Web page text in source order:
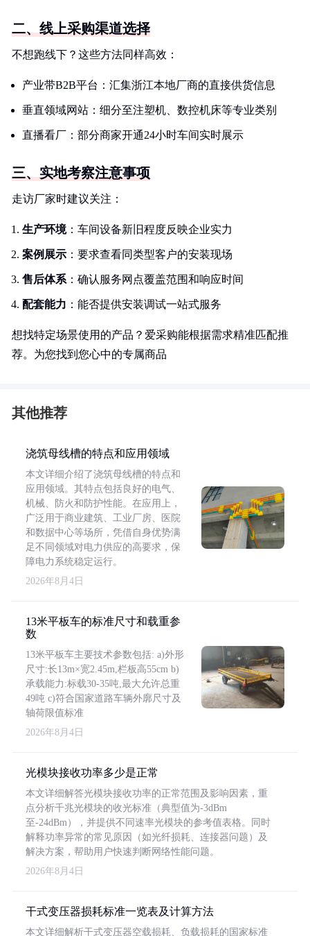
二、线上采购渠道选择
不想跑线下？这些方法同样高效：
产业带B2B平台：汇集浙江本地厂商的直接供货信息
垂直领域网站：细分至注塑机、数控机床等专业类别
直播看厂：部分商家开通24小时车间实时展示
三、实地考察注意事项
走访厂家时建议关注：
生产环境：车间设备新旧程度反映企业实力
案例展示 ：要求查看同类型客户的安装现场
售后体系 ：确认服务网点覆盖范围和响应时间
配套能力 ：能否提供安装调试一站式服务
想找特定场景使用的产品？爱采购能根据需求精准匹配推
荐。为您找到您心中的专属商品
其他推荐
浇筑母线槽的特点和应用领域
本文详细介绍了浇筑母线槽的特点和
应用领域。其特点包括良好的电气、
机械、防火和防护性能。在应用上，
广泛用于商业建筑、工业厂房、医院
和数据中心等场所，凭借自身优势满
足不同领域对电力供应的高要求，保
障电力系统稳定运行。
2026年8月4日
13米平板车的标准尺寸和载重参
数
13米平板车主要技术参数包括: a)外形
尺寸:长13m×宽2.45m,栏板高55cm b)
承载能力:标载30-35吨,最大允许总重
49吨 c)符合国家道路车辆外廓尺寸及
轴荷限值标准
2026年8月4日
光模块接收功率多少是正常
本文详细解答光模块接收功率的正常范围及影响因素，重
点分析千兆光模块的收光标准（典型值为-3dBm
至-24dBm），并提供不同速率光模块的参考值表格。同时
解释功率异常的常见原因（如光纤损耗、连接器问题）及
解决方案，帮助用户快速判断网络性能问题。
2026年8月4日
干式变压器损耗标准一览表及计算方法
本文详细解析干式变压器空载损耗、负载损耗的国家标准